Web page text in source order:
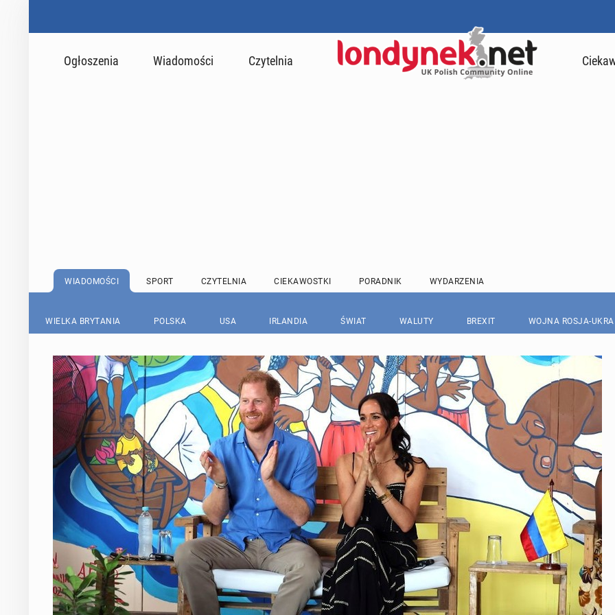
Ogłoszenia Wiadomości Czytelnia
WIADOMOŚCI SPORT CZYTELNIA CIEKAWOSTKI PORADNIK WYDARZENIA
WIELKA BRYTANIA POLSKA USA IRLANDIA ŚWIAT WALUTY BREXIT WOJNA ROSJA-